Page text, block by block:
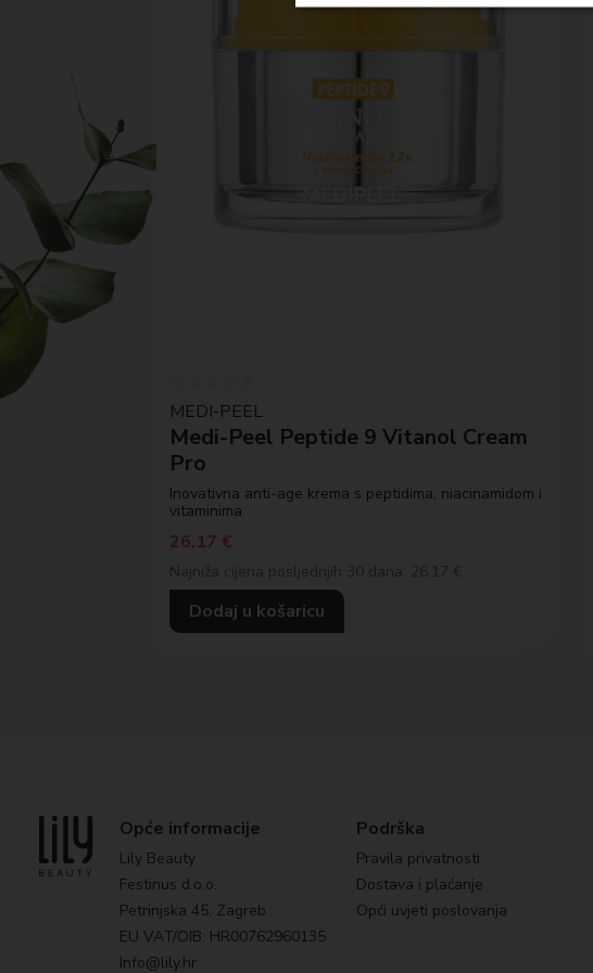
MEDI-PEEL
Medi-Peel Peptide 9 Vitanol Cream
Pro
Inovativna anti-age krema s peptidima, niacinamidom i
vitaminima
26,17 €
Najniža cijena posljednjih 30 dana: 26.17 €
Dodaj u košaricu
Opće informacije
Lily Beauty
Festinus d.o.o.
Petrinjska 45, Zagreb
EU VAT/OIB: HR00762960135
Info@lily.hr
Podrška
Pravila privatnosti
Dostava i plaćanje
Opći uvjeti poslovanja